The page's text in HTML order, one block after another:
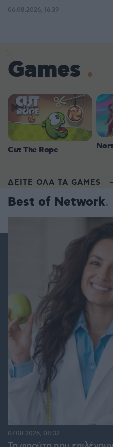
06.08.2026, 16:39
Games
Cut The Rope
ΔΕΙΤΕ ΟΛΑ ΤΑ GAMES
Best of Network
07.08.2026, 08:32